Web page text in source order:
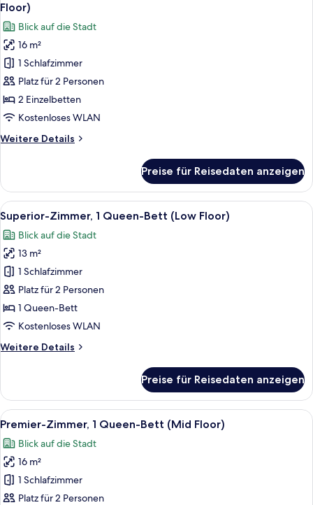
für
Deluxe-
Zweibettzimmer
(Twin
/
Hollywood
Twin
Low
Floor)
Blick auf die Stadt
16 m²
1 Schlafzimmer
Platz für 2 Personen
2 Einzelbetten
Kostenloses WLAN
Weitere Details
Weitere
Zweibettzimmer
(Twin
/
Hollywood
Twin
Low
Floor)
Preise für Reisedaten anzeigen
Alle
Fotos
für
Superior-
Zimmer,
1
Queen-
Bett
Floor)
Ein Hotelzimmer mit Bett,
8
Superior-Zimmer, 1 Queen-Bett (Low Floor)
Blick auf die Stadt
13 m²
1 Schlafzimmer
Platz für 2 Personen
1 Queen-Bett
Kostenloses WLAN
Weitere Details
Weitere
Zimmer,
Queen-
(Low
Floor)
Preise für Reisedaten anzeigen
Alle
Fotos
für
Premier-
Zimmer,
1
Ein Hotelzimmer mit einem großen
9
Premier-Zimmer, 1 Queen-Bett (Mid Floor)
Blick auf die Stadt
16 m²
1 Schlafzimmer
Platz für 2 Personen